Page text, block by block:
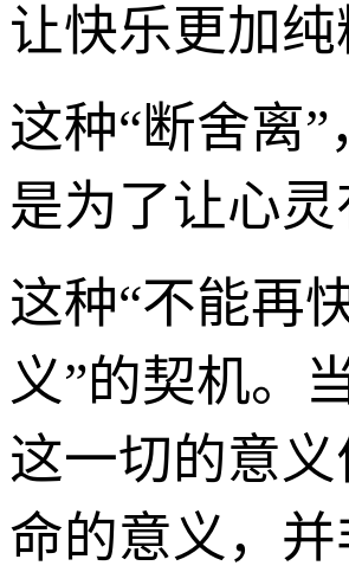
让快乐更加
这种“断舍离
是为了让心
这种“不能再
义”的契机。
这一切的意
命的意义，